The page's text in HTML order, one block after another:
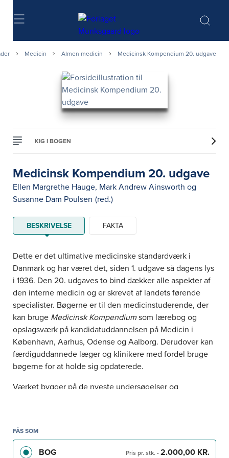
Søg
Medicin Almen medicin Medicinsk Kompendium 20. udgave
KIG I BOGEN
Medicinsk Kompendium 20. udgave
Ellen Margrethe Hauge, Mark Andrew Ainsworth og
Susanne Dam Poulsen (red.)
BESKRIVELSE FAKTA
Dette er det ultimative medicinske standardværk i
Danmark og har været det, siden 1. udgave så dagens lys
i 1936. Den 20. udgaves to bind dækker alle aspekter af
den interne medicin og er skrevet af landets førende
specialister. Bøgerne er til den medicinstuderende, der
kan bruge Medicinsk Kompendiumsom lærebog og
opslagsværk på kandidatuddannelsen på Medicin i
København, Aarhus, Odense og Aalborg. Derudover kan
færdiguddannede læger og klinikere med fordel bruge
bøgerne for at holde sig opdaterede.
Værket bygger på de nyeste undersøgelser og
forhold til forrige udgave. Stoffet er velstruktureret og
har et tydeligt overskriftshierarki, adskillige kliniske
FÅS SOM
BOG Pris pr. stk. - 2.000,00 KR.